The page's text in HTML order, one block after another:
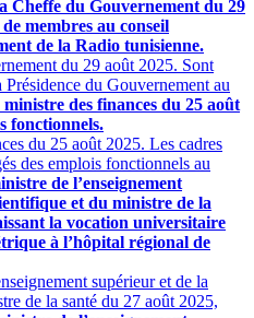
Cheffe du Gouvernement du 29
membres au conseil
de la Radio tunisienne.
du 29 août 2025. Sont
du Gouvernement au
des finances du 25 août
fonctionnels.
du 25 août 2025. Les cadres
des emplois fonctionnels ‎au
de l’enseignement
et du ministre de la
la vocation universitaire
à l’hôpital régional de
supérieur et de la
de la santé du 27 août 2025,